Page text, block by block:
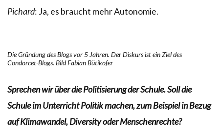
Pichard: Ja, es braucht mehr Autonomie.
Die Gründung des Blogs vor 5 Jahren. Der Diskurs ist ein Ziel des
Condorcet-Blogs. Bild Fabian Bütikofer
Sprechen wir über die Politisierung der Schule. Soll die
Schule im Unterricht Politik machen, zum Beispiel in Bezug
auf Klimawandel, Diversity oder Menschenrechte?